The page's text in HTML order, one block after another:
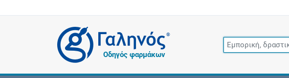
®
Οδηγός φαρμάκων